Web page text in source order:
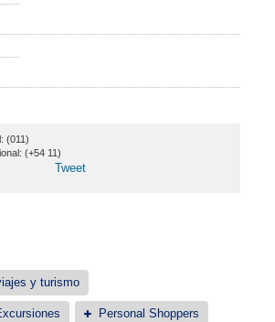
(011)
(+54 11)
Tweet
y turismo
Personal Shoppers